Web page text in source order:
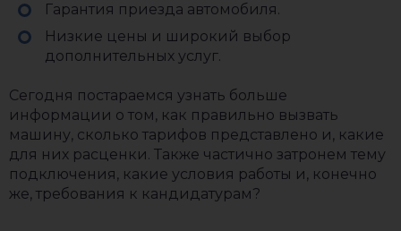
Гарантия приезда автомобиля.
Низкие цены и широкий выбор
дополнительных услуг.
Сегодня постараемся узнать больше
информации о том, как правильно вызвать
машину, сколько тарифов представлено и, какие
для них расценки. Также частично затронем тему
подключения, какие условия работы и, конечно
же, требования к кандидатурам?